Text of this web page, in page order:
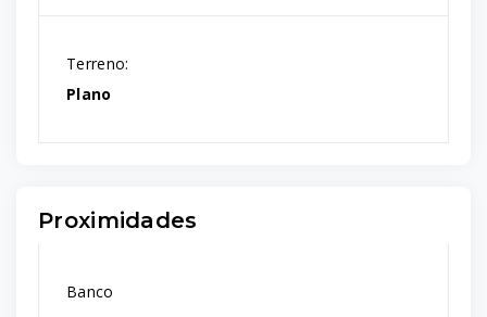
Terreno:
Plano
Proximidades
Banco